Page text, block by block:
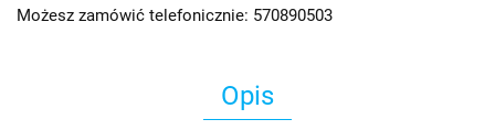
Możesz zamówić telefonicznie: 570890503
Opis